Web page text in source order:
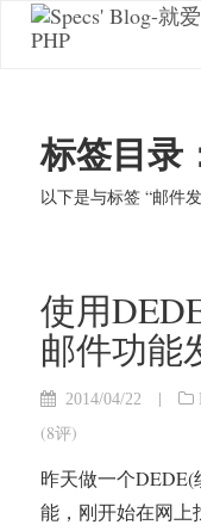
标签目录
以下是与标签 “邮件
使用
邮件功能
2014/04/22 |
(8评)
昨天做一个
能，刚开始在网上